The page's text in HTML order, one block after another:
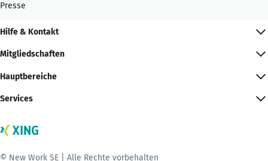
Presse
Hilfe & Kontakt
Mitgliedschaften
Hauptbereiche
Services
© New Work SE | Alle Rechte vorbehalten